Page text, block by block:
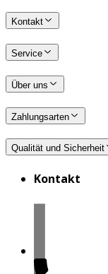
Kontakt
Service
Über uns
Zahlungsarten
Qualität und Sicherheit
Kontakt